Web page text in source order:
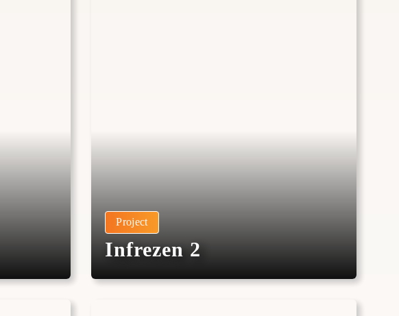
Project
Infrezen 2